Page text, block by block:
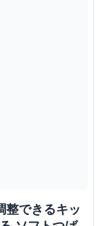
整できるキッ